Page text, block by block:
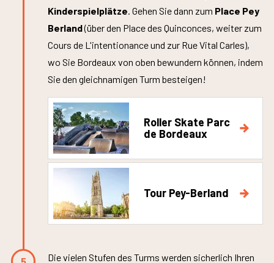
Kinderspielplätze. Gehen Sie dann zum Place Pey
Berland(über den Place des Quinconces, weiter zum
Cours de L'intentionance und zur Rue Vital Carles),
wo Sie Bordeaux von oben bewundern können, indem
Sie den gleichnamigen Turm besteigen!
Roller Skate Parc
de Bordeaux
Tour Pey-Berland
Die vielen Stufen des Turms werden sicherlich Ihren